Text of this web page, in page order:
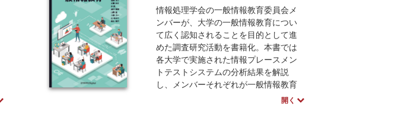
情報処理学会の一般情報教育委員会メ
ンバーが、大学の一般情報教育につい
て広く認知されることを目的として進
めた調査研究活動を書籍化。本書では
各大学で実施された情報プレースメン
トテストシステムの分析結果を解説
し、メンバーそれぞれが一般情報教育
の在り方について提言しています。開く